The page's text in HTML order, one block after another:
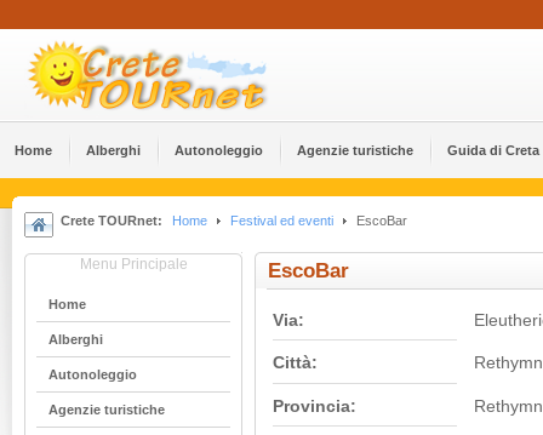
Home Alberghi Αutonoleggio Agenzie turistiche Guida di Creta
Crete TOURnet: Home Festival ed eventi EscoBar
Menu Principale
Home
Alberghi
Αutonoleggio
Agenzie turistiche
EscoBar
Via:
Città:
Provincia: